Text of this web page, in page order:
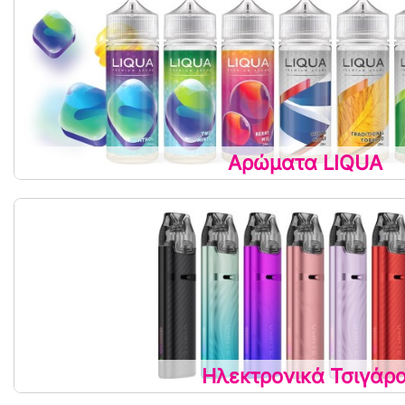
Αρώματα LIQUA
Ηλεκτρονικά